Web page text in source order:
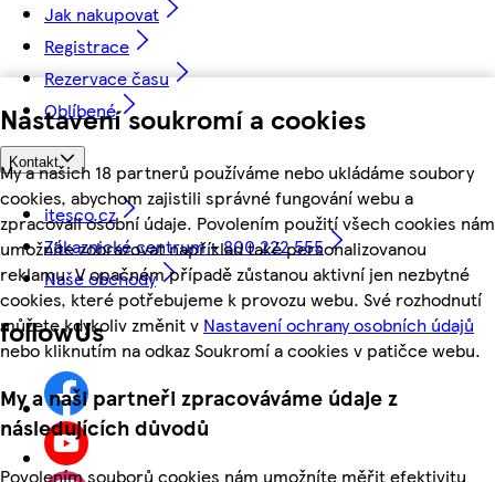
Nastavení soukromí a cookies
My a našich 18 partnerů používáme nebo ukládáme soubory
cookies, abychom zajistili správné fungování webu a
zpracovali osobní údaje. Povolením použití všech cookies nám
umožníte zobrazovat například také personalizovanou
reklamu. V opačném případě zůstanou aktivní jen nezbytné
cookies, které potřebujeme k provozu webu. Své rozhodnutí
můžete kdykoliv změnit v Nastavení ochrany osobních údajů
nebo kliknutím na odkaz Soukromí a cookies v patičce webu.
My a naši partneři zpracováváme údaje z
následujících důvodů
Povolením souborů cookies nám umožníte měřit efektivitu
Jak nakupovat
Registrace
Rezervace času
Oblíbené
Kontakt
itesco.cz
Zákaznické centrum - 800 222 555
Naše obchody
followUs